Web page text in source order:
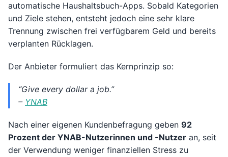
automatische Haushaltsbuch-Apps. Sobald Kategorien
und Ziele stehen, entsteht jedoch eine sehr klare
Trennung zwischen frei verfügbarem Geld und bereits
verplanten Rücklagen.
Der Anbieter formuliert das Kernprinzip so:
“Give every dollar a job.”
– YNAB
Nach einer eigenen Kundenbefragung geben 92
Prozent der YNAB-Nutzerinnen und -Nutzer an, seit
der Verwendung weniger finanziellen Stress zu